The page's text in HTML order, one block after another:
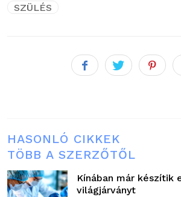
SZÜLÉS
HASONLÓ CIKKEK
TÖBB A SZERZŐTŐL
Kínában már készítik
világjárványt